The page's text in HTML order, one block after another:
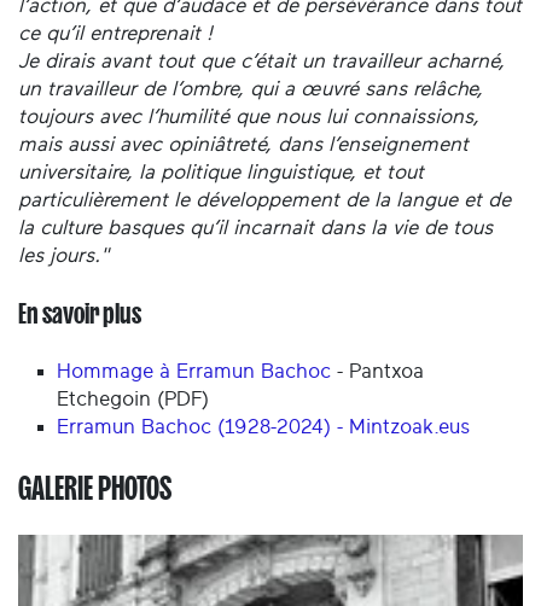
l’action, et que d’audace et de persévérance dans tout
ce qu’il entreprenait !
Je dirais avant tout que c’était un travailleur acharné,
un travailleur de l’ombre, qui a œuvré sans relâche,
toujours avec l’humilité que nous lui connaissions,
mais aussi avec opiniâtreté, dans l’enseignement
universitaire, la politique linguistique, et tout
particulièrement le développement de la langue et de
la culture basques qu’il incarnait dans la vie de tous
les jours."
En savoir plus
Hommage à Erramun Bachoc - Pantxoa
Etchegoin (PDF)
Erramun Bachoc (1928-2024) - Mintzoak.eus
GALERIE PHOTOS